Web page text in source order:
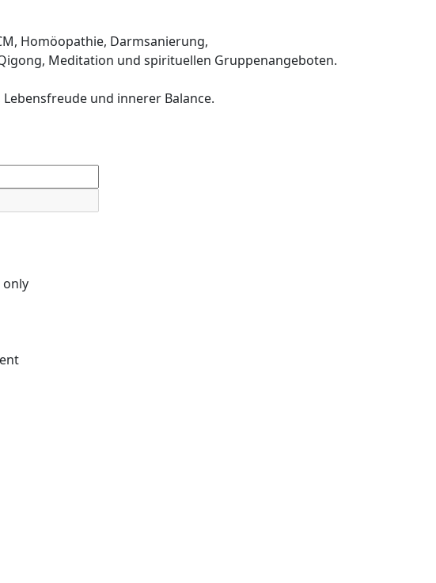
Homöopathie, Darmsanierung,
Meditation und spirituellen Gruppenangeboten.
und innerer Balance.
only